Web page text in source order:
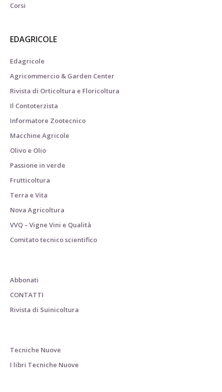
Corsi
EDAGRICOLE
Edagricole
Agricommercio & Garden Center
Rivista di Orticoltura e Floricoltura
Il Contoterzista
Informatore Zootecnico
Macchine Agricole
Olivo e Olio
Passione in verde
Frutticoltura
Terra e Vita
Nova Agricoltura
VVQ – Vigne Vini e Qualità
Comitato tecnico scientifico
Abbonati
CONTATTI
Rivista di Suinicoltura
Tecniche Nuove
I libri Tecniche Nuove